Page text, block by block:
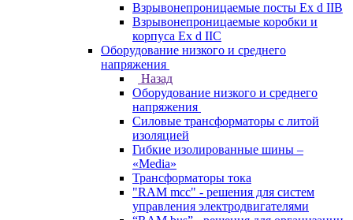
Взрывонепроницаемые посты Ex d IIB
Взрывонепроницаемые коробки и
корпуса Ex d IIС
Оборудование низкого и среднего
напряжения
Назад
Оборудование низкого и среднего
напряжения
Силовые трансформаторы с литой
изоляцией
Гибкие изолированные шины –
«Media»
Трансформаторы тока
"RAM mcc" - решения для систем
управления электродвигателями